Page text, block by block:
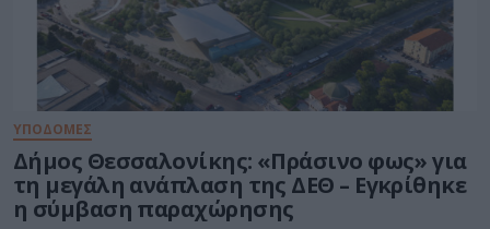
ΥΠΟΔΟΜΕΣ
Δήμος Θεσσαλονίκης: «Πράσινο φως» για
τη μεγάλη ανάπλαση της ΔΕΘ – Εγκρίθηκε
η σύμβαση παραχώρησης